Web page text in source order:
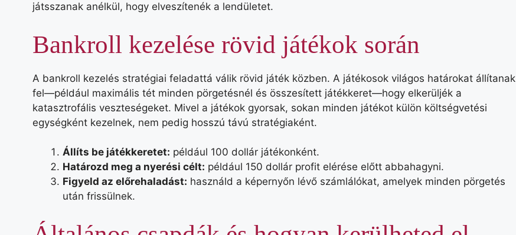
játsszanak anélkül, hogy elveszítenék a lendületet.
Bankroll kezelése rövid játékok során
A bankroll kezelés stratégiai feladattá válik rövid játék közben. A játékosok világos határokat állítanak
fel—például maximális tét minden pörgetésnél és összesített játékkeret—hogy elkerüljék a
katasztrofális veszteségeket. Mivel a játékok gyorsak, sokan minden játékot külön költségvetési
egységként kezelnek, nem pedig hosszú távú stratégiaként.
Állíts be játékkeretet: például 100 dollár játékonként.
Határozd meg a nyerési célt: például 150 dollár profit elérése előtt abbahagyni.
Figyeld az előrehaladást: használd a képernyőn lévő számlálókat, amelyek minden pörgetés
után frissülnek.